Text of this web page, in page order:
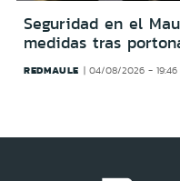
Seguridad en el
medidas tras
REDMAULE 04/08/2026 - 19:46